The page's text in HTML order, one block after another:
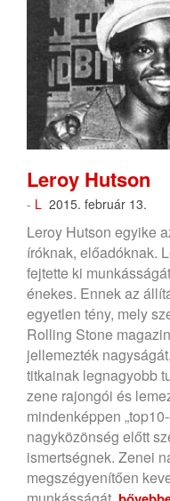
Leroy Hutson
- L 2015. február 13.
Leroy Hutson egyike
íróknak, előadóknak.
fejtette ki
énekes. Ennek az
egyetlen tény, mely
Rolling Stone
jellemezték
titkainak legnagyobb
zene rajongói és
mindenképpen
nagyközönség előtt
ismertségnek. Zenei
megszégyenítően